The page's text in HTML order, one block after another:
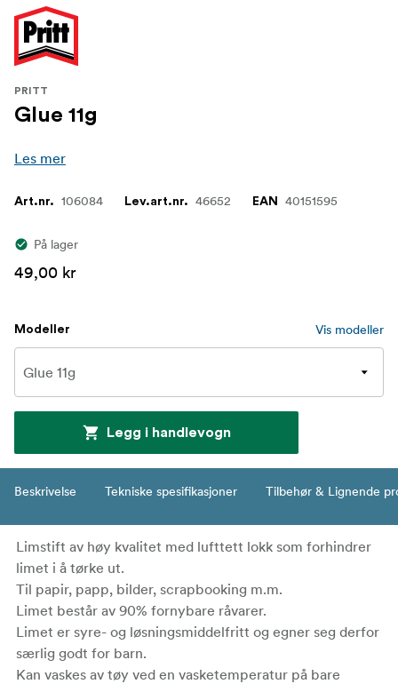
PRITT
Glue 11g
Les mer
Art.nr. 106084 Lev.art.nr. 46652 EAN 40151595
På lager
49,00 kr
Modeller Vis modeller
Legg i handlevogn
Beskrivelse Tekniske spesifikasjoner Tilbehør & Lignende
Limstift av høy kvalitet med lufttett lokk som forhindrer
limet i å tørke ut.
Til papir, papp, bilder, scrapbooking m.m.
Limet består av 90% fornybare råvarer.
Limet er syre- og løsningsmiddelfritt og egner seg derfor
særlig godt for barn.
Kan vaskes av tøy ved en vasketemperatur på bare